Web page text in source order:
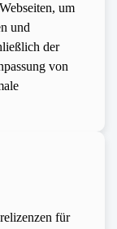
um
und
der
von
für